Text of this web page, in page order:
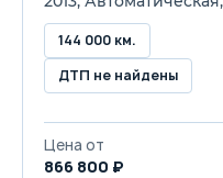
144 000 км.
ДТП не найдены
Цена от
866 800 ₽